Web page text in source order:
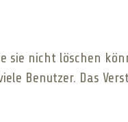
sie nicht löschen
Benutzer. Das